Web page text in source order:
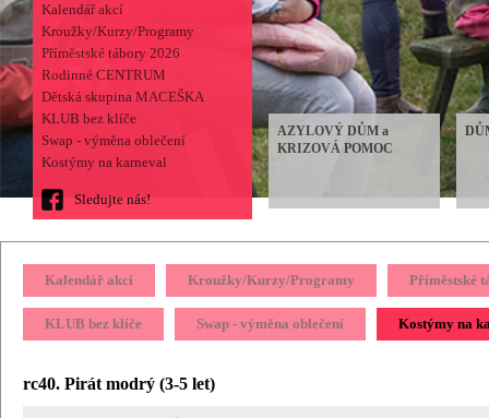
Kalendář akcí
Kroužky/Kurzy/Programy
Příměstské tábory 2026
Rodinné CENTRUM
Dětská skupina MACEŠKA
KLUB bez klíče
Swap - výměna oblečení
Kostýmy na karneval
Sledujte nás!
AZYLOVÝ DŮM a
KRIZOVÁ POMOC
Kalendář akcí Kroužky/Kurzy/Programy Příměstské
KLUB bez klíče Swap - výměna oblečení Kostýmy na
rc40. Pirát modrý (3-5 let)